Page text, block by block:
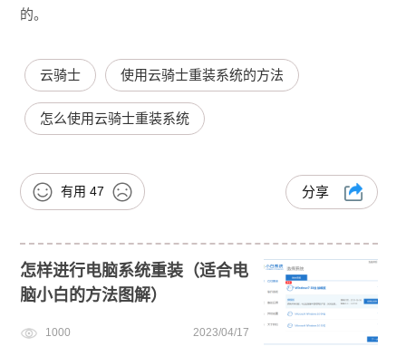
的。
云骑士 使用云骑士重装系统的方法
怎么使用云骑士重装系统
有用 47 分享
怎样进行电脑系统重装（适合电
脑小白的方法图解）
1000 2023/04/17